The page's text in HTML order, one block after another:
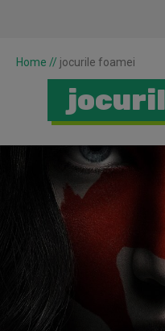
Home // jocurile foamei